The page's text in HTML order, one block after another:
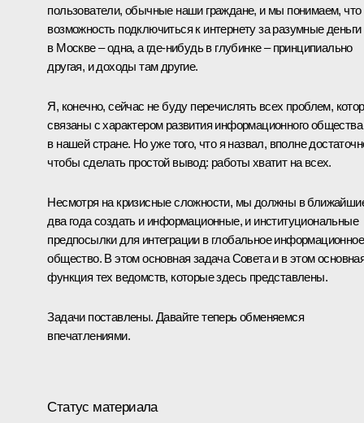
пользователи, обычные наши граждане, и мы понимаем, что
возможность подключиться к интернету за разумные деньги
в Москве – одна, а где‑нибудь в глубинке – принципиально
другая, и доходы там другие.
Я, конечно, сейчас не буду перечислять всех проблем,
связаны с характером развития информационного общества
в нашей стране. Но уже того, что я назвал, вполне
чтобы сделать простой вывод: работы хватит на всех.
Несмотря на кризисные сложности, мы должны в
два года создать и информационные, и институциональные
предпосылки для интеграции в глобальное информационное
общество. В этом основная задача Совета и в этом
функция тех ведомств, которые здесь представлены.
Задачи поставлены. Давайте теперь обменяемся
впечатлениями.
Статус материала